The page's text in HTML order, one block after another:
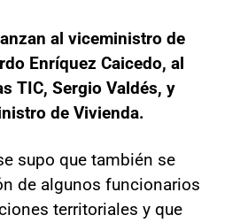
al viceministro de
Enríquez Caicedo, al
TIC, Sergio Valdés, y
de Vivienda.
supo que también se
de algunos funcionarios
territoriales y que